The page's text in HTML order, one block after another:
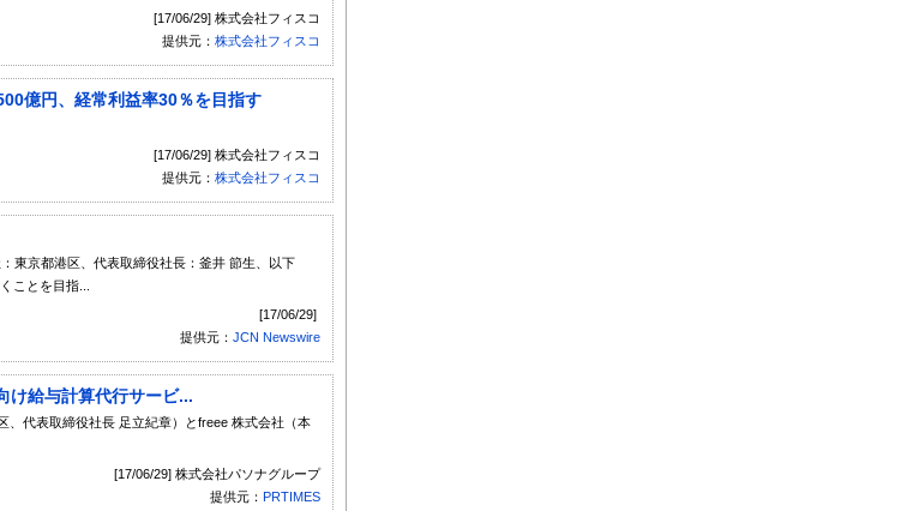
[17/06/29] 株式会社フィスコ
提供元： 株式会社フィスコ
億円、経常利益率30％を目指す
[17/06/29] 株式会社フィスコ
提供元： 株式会社フィスコ
東京都港区、代表取締役社長：釜井 節生、以下
ことを目指...
[17/06/29]
提供元： JCN Newswire
け給与計算代行サービ...
、代表取締役社長 足立紀章）とfreee 株式会社（本
[17/06/29] 株式会社パソナグループ
提供元： PRTIMES